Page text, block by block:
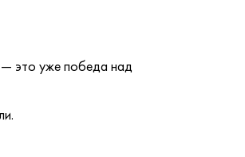
— это уже победа над